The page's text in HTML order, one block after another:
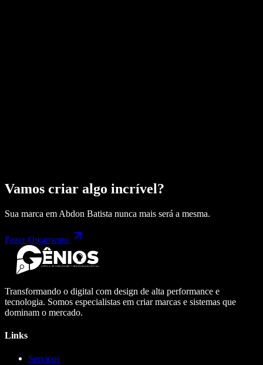
Vamos criar algo incrível?
Sua marca em Abdon Batista nunca mais será a mesma.
Fazer Orçamento
Transformando o digital com design de alta performance e
tecnologia. Somos especialistas em criar marcas e sistemas que
dominam o mercado.
Links
Serviços